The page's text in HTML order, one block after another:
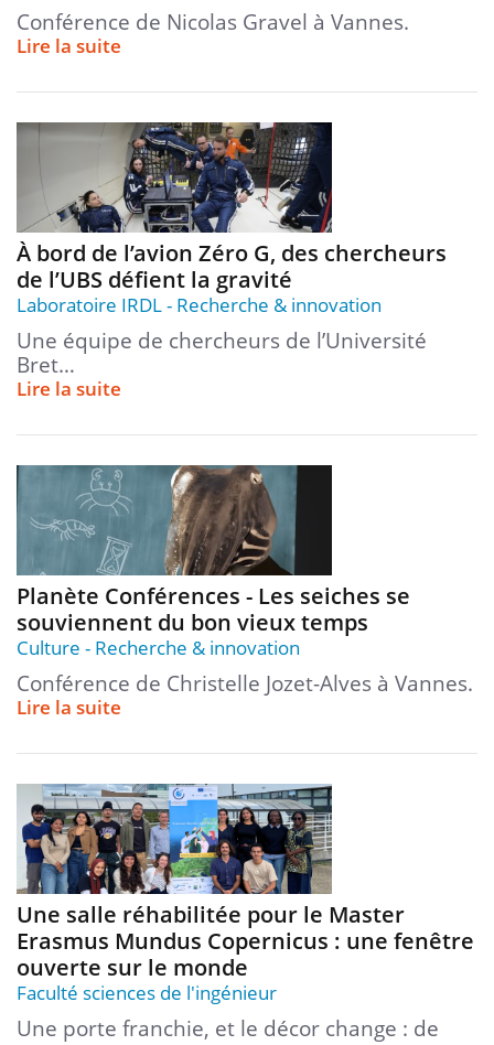
Conférence de Nicolas Gravel à Vannes.
Lire la suite
À bord de l’avion Zéro G, des chercheurs
de l’UBS défient la gravité
Laboratoire IRDL Recherche & innovation
Une équipe de chercheurs de l’Université
Bret…
Lire la suite
Planète Conférences - Les seiches se
souviennent du bon vieux temps
Culture Recherche & innovation
Conférence de Christelle Jozet-Alves à Vannes.
Lire la suite
Une salle réhabilitée pour le Master
Erasmus Mundus Copernicus : une fenêtre
ouverte sur le monde
Faculté sciences de l'ingénieur
Une porte franchie, et le décor change : de